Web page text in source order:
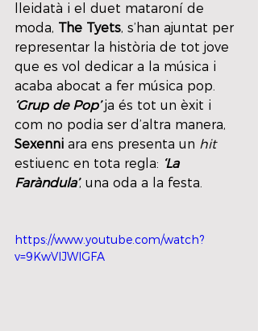
lleidatà i el duet mataroní de
moda, The Tyets, s’han ajuntat per
representar la història de tot jove
que es vol dedicar a la música i
acaba abocat a fer música pop.
‘Grup de Pop’ ja és tot un èxit i
com no podia ser d’altra manera,
Sexenni ara ens presenta un hit
estiuenc en tota regla: ‘La
Faràndula’, una oda a la festa.
https://www.youtube.com/watch?
v=9KwVlJWIGFA